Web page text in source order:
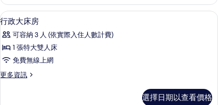
房
的
所
有
相
片
華
大
床
房
的
情
顯
示
行
政
大
床
42-吋 LCD 液晶電視、衛星頻道、電視
9
行政大床房
可容納 3 人 (依實際入住人數計費)
1 張特大雙人床
免費無線上網
更多資訊
更
選擇日期以查看價格